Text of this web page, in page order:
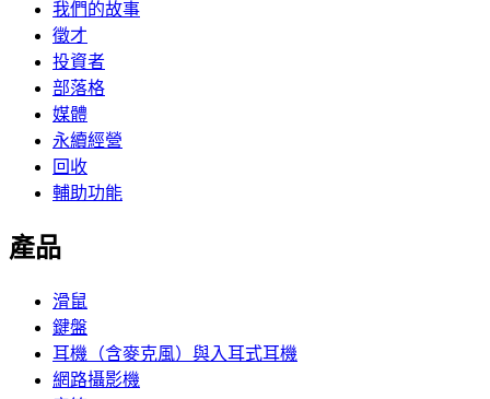
我們的故事
徵才
投資者
部落格
媒體
永續經營
回收
輔助功能
產品
滑鼠
鍵盤
耳機（含麥克風）與入耳式耳機
網路攝影機